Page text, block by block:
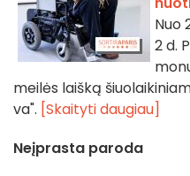
Nuo
2 d.
meilės laišką
va". [Skaityti daugiau]
Neįprasta paroda